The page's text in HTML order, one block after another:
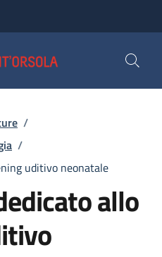
/
/
uditivo neonatale
allo